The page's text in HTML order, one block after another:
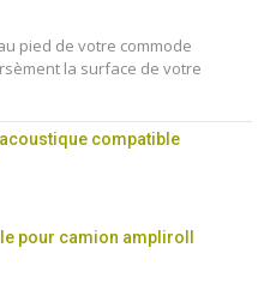
pied de votre commode
la surface de votre
compatible
pour camion ampliroll